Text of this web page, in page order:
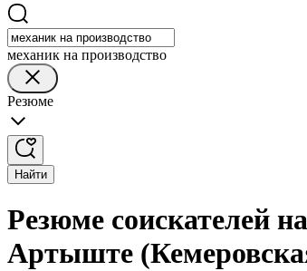
механик на производство
Резюме
Найти
Резюме соискателей
Артыште